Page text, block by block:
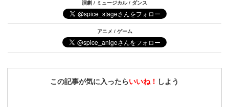
演劇 / ミュージカル / ダンス
アニメ / ゲーム
この記事が気に入ったらいいね！ しよう